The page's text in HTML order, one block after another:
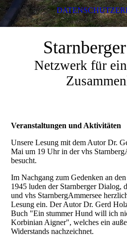
Netzwerk für
Veranstaltungen und Aktivitäten
Unsere Lesung mit dem Autor Dr.
Mai um 19 Uhr in der vhs
besucht.
Im Nachgang zum Gedenken an
1945 luden der Starnberger Dialog,
und vhs StarnbergAmmersee
Lesung ein. Der Autor Dr. Gerd
Buch "Ein stummer Hund will ich
Korbinian Aigner", welches ein
Widerstands nachzeichnet.